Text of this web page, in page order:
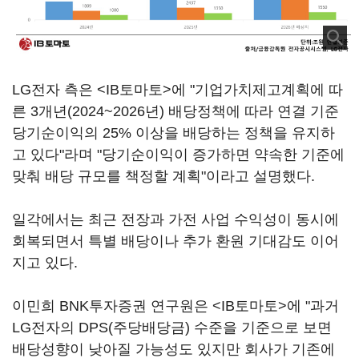
LG전자 측은 <IB토마토>에 "기업가치제고계획에 따
른 3개년(2024~2026년) 배당정책에 따라 연결 기준
당기순이익의 25% 이상을 배당하는 정책을 유지하
고 있다"라며 "당기순이익이 증가하면 약속한 기준에
맞춰 배당 규모를 책정할 계획"이라고 설명했다.
일각에서는 최근 전장과 가전 사업 수익성이 동시에
회복되면서 특별 배당이나 추가 환원 기대감도 이어
지고 있다.
이민희 BNK투자증권 연구원은 <IB토마토>에 "과거
LG전자의 DPS(주당배당금) 수준을 기준으로 보면
배당성향이 낮아질 가능성도 있지만 회사가 기존에